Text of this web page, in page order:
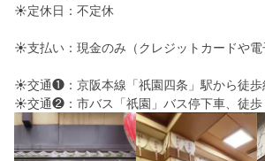
☀︎定休日：不定休
☀︎支払い：現金のみ（クレジットカードや
☀︎交通❶：京阪本線「祇園四条」駅から徒歩
☀︎交通❷：市バス「祇園」バス停下車、徒歩